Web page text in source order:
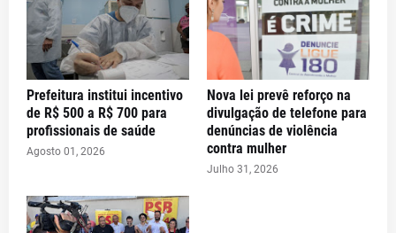
Prefeitura institui incentivo
de R$ 500 a R$ 700 para
profissionais de saúde
Agosto 01, 2026
Nova lei prevê reforço na
divulgação de telefone para
denúncias de violência
contra mulher
Julho 31, 2026